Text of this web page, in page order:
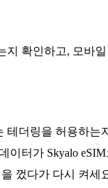
지 확인하고, 모바
테더링을 허용하는
이터가 Skyalo
을 껐다가 다시 켜세